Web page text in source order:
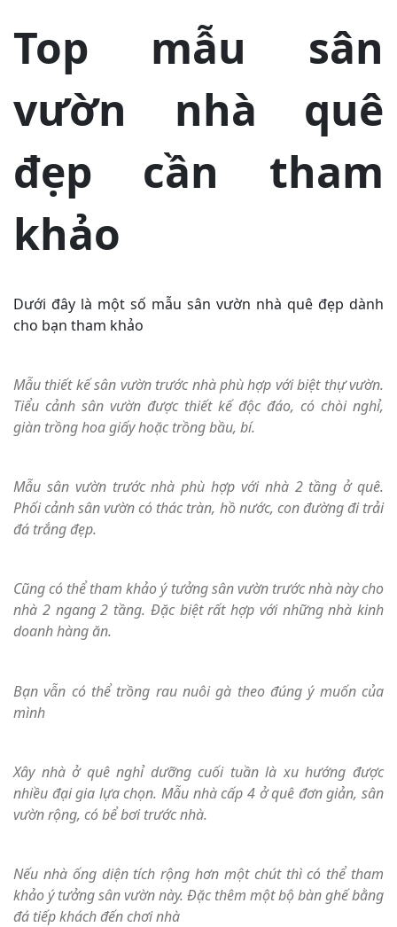
Top mẫu sân
vườn nhà quê
đẹp cần tham
khảo
Dưới đây là một số mẫu sân vườn nhà quê đẹp dành
cho bạn tham khảo
Mẫu thiết kế sân vườn trước nhà phù hợp với biệt thự vườn.
Tiểu cảnh sân vườn được thiết kế độc đáo, có chòi nghỉ,
giàn trồng hoa giấy hoặc trồng bầu, bí.
Mẫu sân vườn trước nhà phù hợp với nhà 2 tầng ở quê.
Phối cảnh sân vườn có thác tràn, hồ nước, con đường đi trải
đá trắng đẹp.
Cũng có thể tham khảo ý tưởng sân vườn trước nhà này cho
nhà 2 ngang 2 tầng. Đặc biệt rất hợp với những nhà kinh
doanh hàng ăn.
Bạn vẫn có thể trồng rau nuôi gà theo đúng ý muốn của
mình
Xây nhà ở quê nghỉ dưỡng cuối tuần là xu hướng được
nhiều đại gia lựa chọn. Mẫu nhà cấp 4 ở quê đơn giản, sân
vườn rộng, có bể bơi trước nhà.
Nếu nhà ống diện tích rộng hơn một chút thì có thể tham
khảo ý tưởng sân vườn này. Đặc thêm một bộ bàn ghế bằng
đá tiếp khách đến chơi nhà